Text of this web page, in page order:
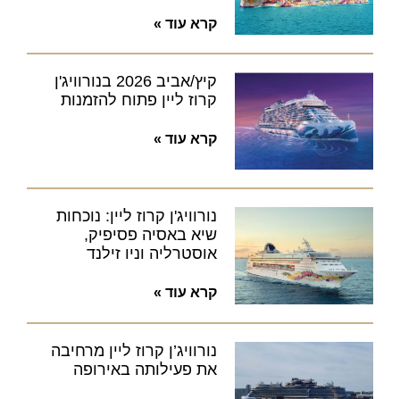
קרא עוד »
קיץ/אביב 2026 בנורוויג'ן
קרוז ליין פתוח להזמנות
קרא עוד »
נורוויג'ן קרוז ליין: נוכחות
שיא באסיה פסיפיק,
אוסטרליה וניו זילנד
קרא עוד »
נורוויג’ן קרוז ליין מרחיבה
את פעילותה באירופה